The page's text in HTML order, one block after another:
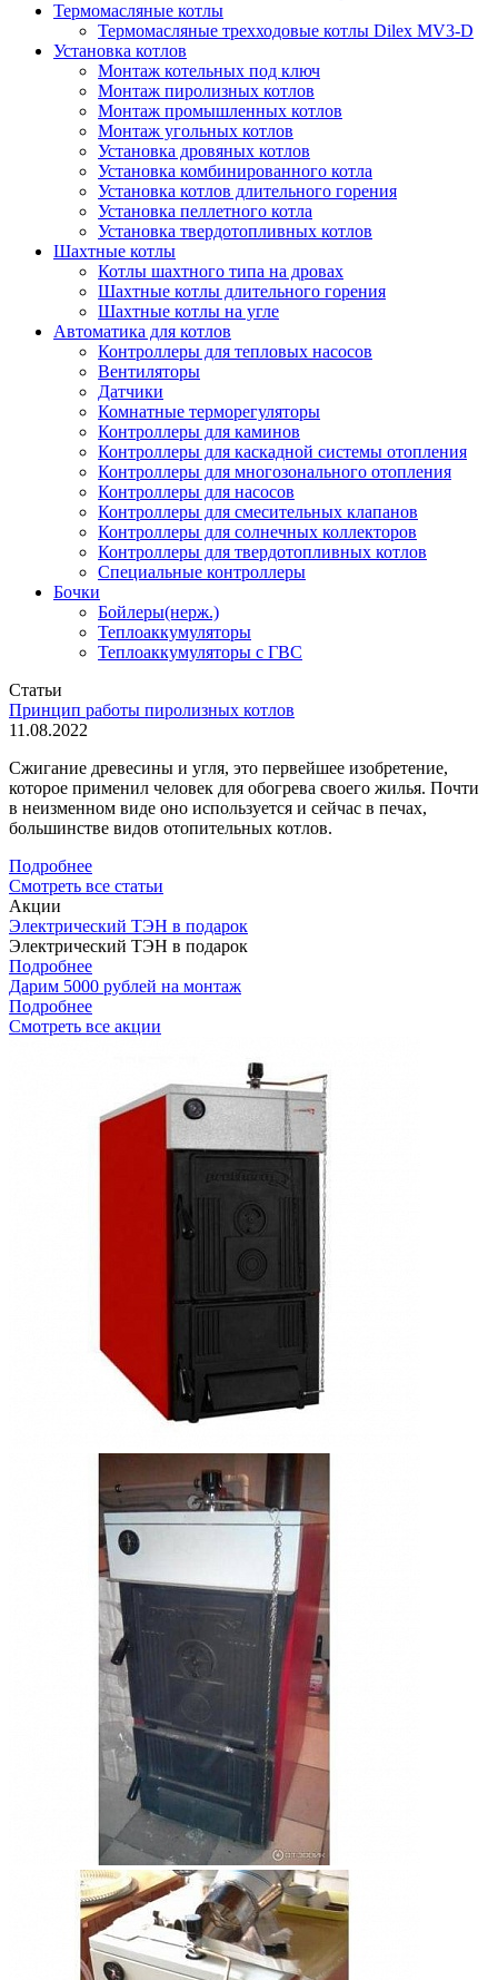
Термомасляные котлы
Термомасляные трехходовые котлы Dilex MV3-D
Установка котлов
Монтаж котельных под ключ
Монтаж пиролизных котлов
Монтаж промышленных котлов
Монтаж угольных котлов
Установка дровяных котлов
Установка комбинированного котла
Установка котлов длительного горения
Установка пеллетного котла
Установка твердотопливных котлов
Шахтные котлы
Котлы шахтного типа на дровах
Шахтные котлы длительного горения
Шахтные котлы на угле
Автоматика для котлов
Контроллеры для тепловых насосов
Вентиляторы
Датчики
Комнатные терморегуляторы
Контроллеры для каминов
Контроллеры для каскадной системы отопления
Контроллеры для многозонального отопления
Контроллеры для насосов
Контроллеры для смесительных клапанов
Контроллеры для солнечных коллекторов
Контроллеры для твердотопливных котлов
Специальные контроллеры
Бочки
Бойлеры(нерж.)
Теплоаккумуляторы
Теплоаккумуляторы с ГВС
Статьи
Принцип работы пиролизных котлов
11.08.2022
Сжигание древесины и угля, это первейшее изобретение,
которое применил человек для обогрева своего жилья. Почти
в неизменном виде оно используется и сейчас в печах,
большинстве видов отопительных котлов.
Подробнее
Смотреть все статьи
Акции
Электрический ТЭН в подарок
Электрический ТЭН в подарок
Подробнее
Дарим 5000 рублей на монтаж
Подробнее
Смотреть все акции